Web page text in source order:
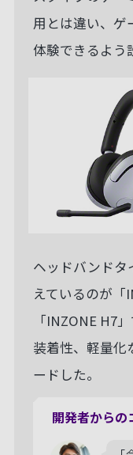
用とは違い、ゲ
体験できるよう
ヘッドバンドタ
えているのが「
「INZONE H7
装着性、軽量化
ードした。
開発者からの